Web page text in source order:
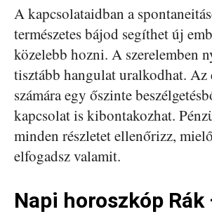
A kapcsolataidban a
természetes bájod segíthet új
közelebb hozni. A szerelemben
tisztább hangulat uralkodhat.
számára egy őszinte
kapcsolat is kibontakozhat.
minden részletet ellenőrizz,
elfogadsz valamit.
Napi horoszkóp Rák